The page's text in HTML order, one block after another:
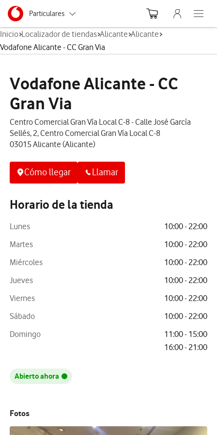
Ir a la pagina principal de vodafone.es
Menu navegación Segmento
Particulares
Autónomos
Grandes empresas
Menu
Abre el
Inicio Localizador de tiendas Alicante Alicante
Vodafone Alicante - CC Gran Via
Vodafone Alicante - CC
Gran Via
Centro Comercial Gran Vía Local C-8 - Calle José García
Sellés, 2, Centro Comercial Gran Vía Local C-8
03015 Alicante (Alicante)
Cómo llegar Llamar
Horario de la tienda
Lunes
10:00 - 22:00
Martes
10:00 - 22:00
Miércoles
10:00 - 22:00
Jueves
10:00 - 22:00
Viernes
10:00 - 22:00
Sábado
10:00 - 22:00
Domingo
11:00 - 15:00
16:00 - 21:00
Abierto ahora
Fotos